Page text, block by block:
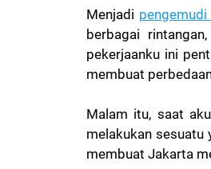
Menjadi
berbagai
pekerjaanku ini
membuat
Malam itu, saat
melakukan sesuatu
membuat Jakarta